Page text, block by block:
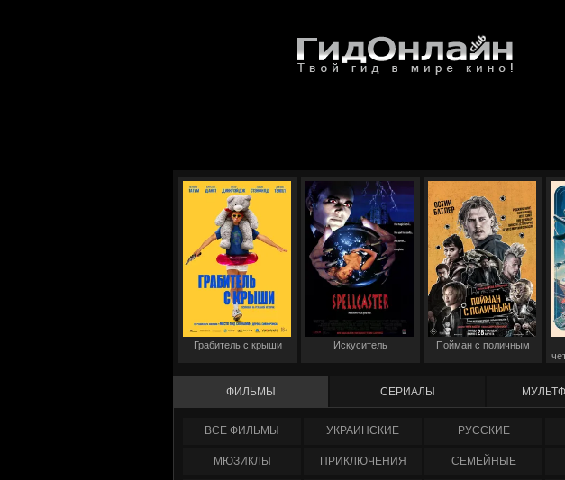
Грабитель с крыши Искуситель Пойман с поличным
ФИЛЬМЫ СЕРИАЛЫ
ФИЛЬМЫ УКРАИНCКИЕ РУССКИЕ
МЮЗИКЛЫ ПРИКЛЮЧЕНИЯ СЕМЕЙНЫЕ